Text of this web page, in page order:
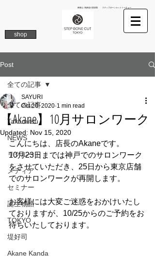
南青山 表参道の美容院 ステップボーンカットトーキョー
shop
Post
全ての記事
Takamitsu
NEWS
リクルート
メディア
セミナー
誕生物語
TOKYO
堤好司
Akane Kanda
全ての記事
【Akane】10月サロンワーク
SAYURI
Oct 20, 2020 1 min read
Updated: Nov 15, 2020
こんにちは、店長のAkaneです。
10月23日までは神戸でのサロンワーク
をさせていただき、25日から東京店舗
でのサロンワークが再開します。
お客様には大変ご迷惑をおかけいたし
ておりますが、10/25からのご予約をお
待ちいたしております。